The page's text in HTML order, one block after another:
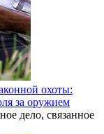
охоты:
за оружием
дело, связанное